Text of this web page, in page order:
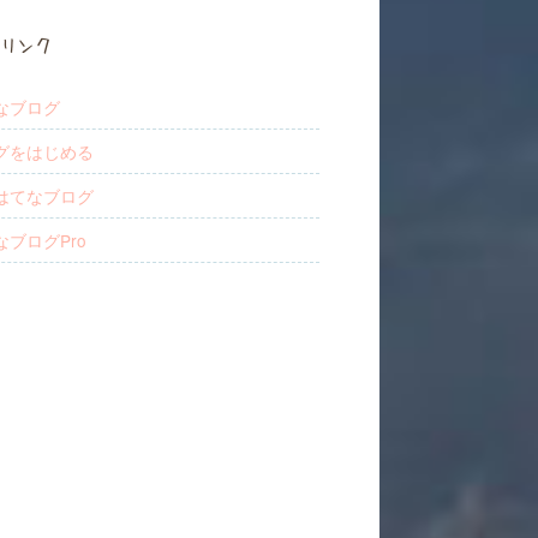
リンク
ブログ
をはじめる
てなブログ
ブログPro